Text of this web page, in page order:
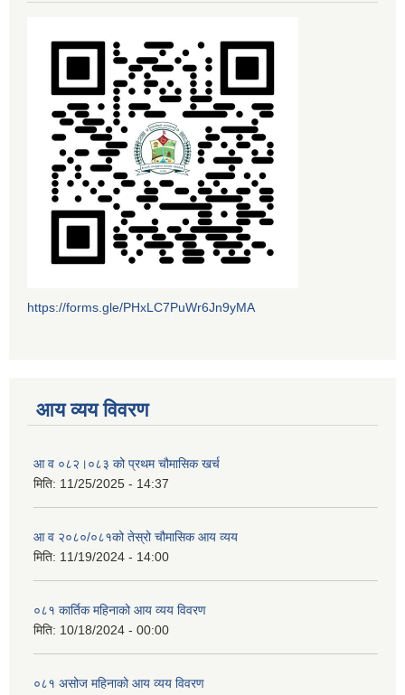
https://forms.gle/PHxLC7PuWr6Jn9yMA
आय व्यय विवरण
आ व ०८२।०८३ को प्रथम चौमासिक खर्च
मिति: 11/25/2025 - 14:37
आ व २०८०/०८१को तेस्रो चौमासिक आय व्यय
मिति: 11/19/2024 - 14:00
०८१ कार्तिक महिनाको आय व्यय विवरण
मिति: 10/18/2024 - 00:00
०८१ असोज महिनाको आय व्यय विवरण